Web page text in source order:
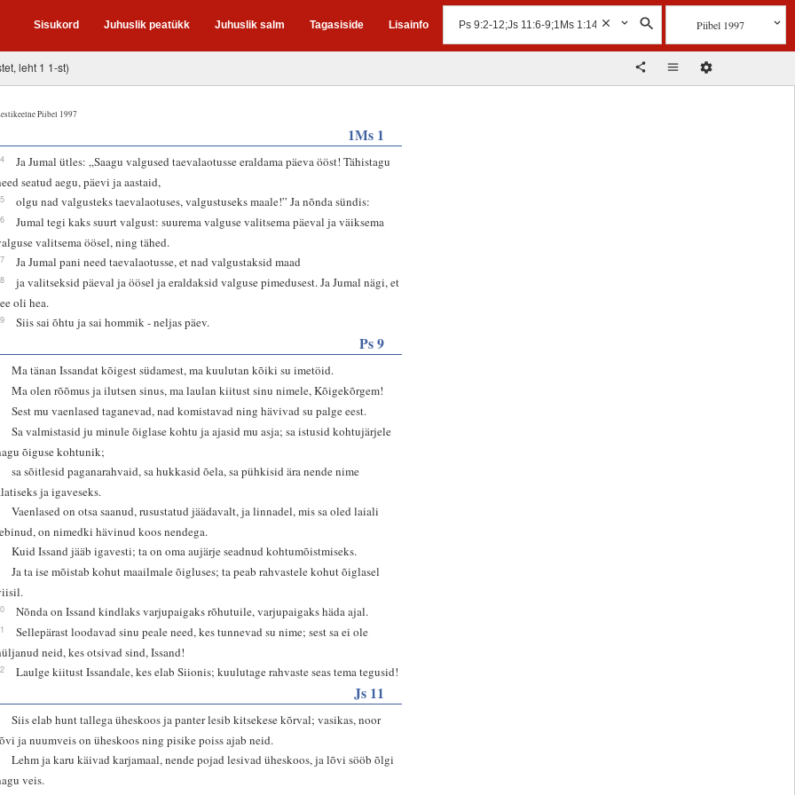
Sisukord Juhuslik peatükk Juhuslik salm Tagasiside Lisainfo Piibel 1997
leht 1 1-st)
Piibel 1997
1Ms 1
Ja Jumal ütles: „Saagu valgused taevalaotusse eraldama päeva ööst! Tähistagu
seatud aegu, päevi ja aastaid,
olgu nad valgusteks taevalaotuses, valgustuseks maale!” Ja nõnda sündis:
Jumal tegi kaks suurt valgust: suurema valguse valitsema päeval ja väiksema
valitsema öösel, ning tähed.
Ja Jumal pani need taevalaotusse, et nad valgustaksid maad
ja valitseksid päeval ja öösel ja eraldaksid valguse pimedusest. Ja Jumal nägi, et
oli hea.
Siis sai õhtu ja sai hommik - neljas päev.
Ps 9
Ma tänan Issandat kõigest südamest, ma kuulutan kõiki su imetöid.
Ma olen rõõmus ja ilutsen sinus, ma laulan kiitust sinu nimele, Kõigekõrgem!
Sest mu vaenlased taganevad, nad komistavad ning hävivad su palge eest.
Sa valmistasid ju minule õiglase kohtu ja ajasid mu asja; sa istusid kohtujärjele
õiguse kohtunik;
sa sõitlesid paganarahvaid, sa hukkasid õela, sa pühkisid ära nende nime
ja igaveseks.
Vaenlased on otsa saanud, rusustatud jäädavalt, ja linnadel, mis sa oled laiali
on nimedki hävinud koos nendega.
Kuid Issand jääb igavesti; ta on oma aujärje seadnud kohtumõistmiseks.
Ja ta ise mõistab kohut maailmale õigluses; ta peab rahvastele kohut õiglasel
Nõnda on Issand kindlaks varjupaigaks rõhutuile, varjupaigaks häda ajal.
Sellepärast loodavad sinu peale need, kes tunnevad su nime; sest sa ei ole
neid, kes otsivad sind, Issand!
Laulge kiitust Issandale, kes elab Siionis; kuulutage rahvaste seas tema tegusid!
Js 11
Siis elab hunt tallega üheskoos ja panter lesib kitsekese kõrval; vasikas, noor
ja nuumveis on üheskoos ning pisike poiss ajab neid.
Lehm ja karu käivad karjamaal, nende pojad lesivad üheskoos, ja lõvi sööb õlgi
veis.